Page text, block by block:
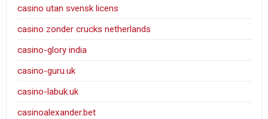
casino utan svensk licens
casino zonder crucks netherlands
casino-glory india
casino-guru.uk
casino-labuk.uk
casinoalexander.bet